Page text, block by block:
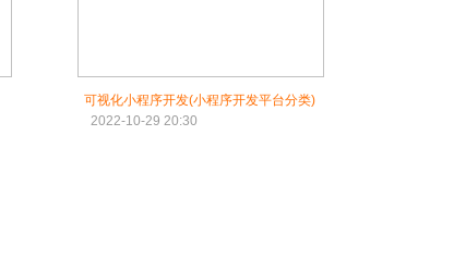
可视化小程序开发(小程序开发平台分类)
2022-10-29 20:30